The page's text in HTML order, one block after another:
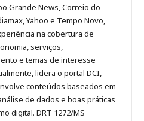
Grande News, Correio do
Yahoo e Tempo Novo,
na cobertura de
serviços,
e temas de interesse
lidera o portal DCI,
conteúdos baseados em
de dados e boas práticas
digital. DRT 1272/MS